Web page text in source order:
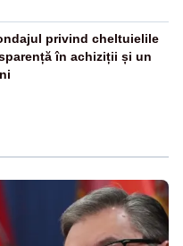
privind cheltuielile
în achiziții și un